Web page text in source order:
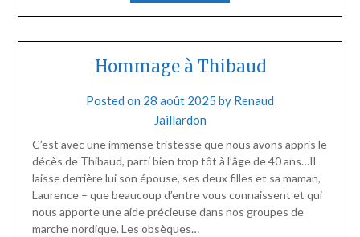
Hommage à Thibaud
Posted on 28 août 2025 by Renaud
Jaillardon
C’est avec une immense tristesse que nous avons appris le
décès de Thibaud, parti bien trop tôt à l’âge de 40 ans…Il
laisse derrière lui son épouse, ses deux filles et sa maman,
Laurence – que beaucoup d’entre vous connaissent et qui
nous apporte une aide précieuse dans nos groupes de
marche nordique. Les obsèques…